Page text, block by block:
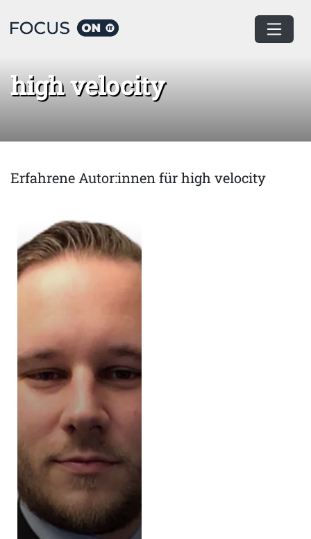
Home high velocity
high velocity
Erfahrene Autor:innen für high velocity